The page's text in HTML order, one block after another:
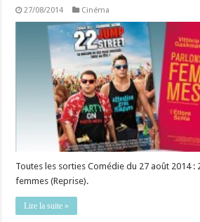
27/08/2014 Cinéma
Toutes les sorties Comédie du 27 août 2014 :
femmes (Reprise).
Lire la suite »